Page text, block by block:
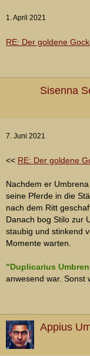
1. April 2021
RE: Der goldene
Sisenna
7. Juni 2021
<< RE: Der goldene
Nachdem er
seine Pferde in die
nach dem Ritt
Danach bog Stilo zur
staubig und stinkend
Momente warten.
"Duplicarius
anwesend war. Sonst
Appius